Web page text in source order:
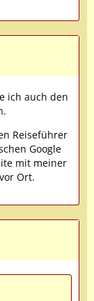
ich auch den
Reiseführer
Google
mit meiner
Ort.